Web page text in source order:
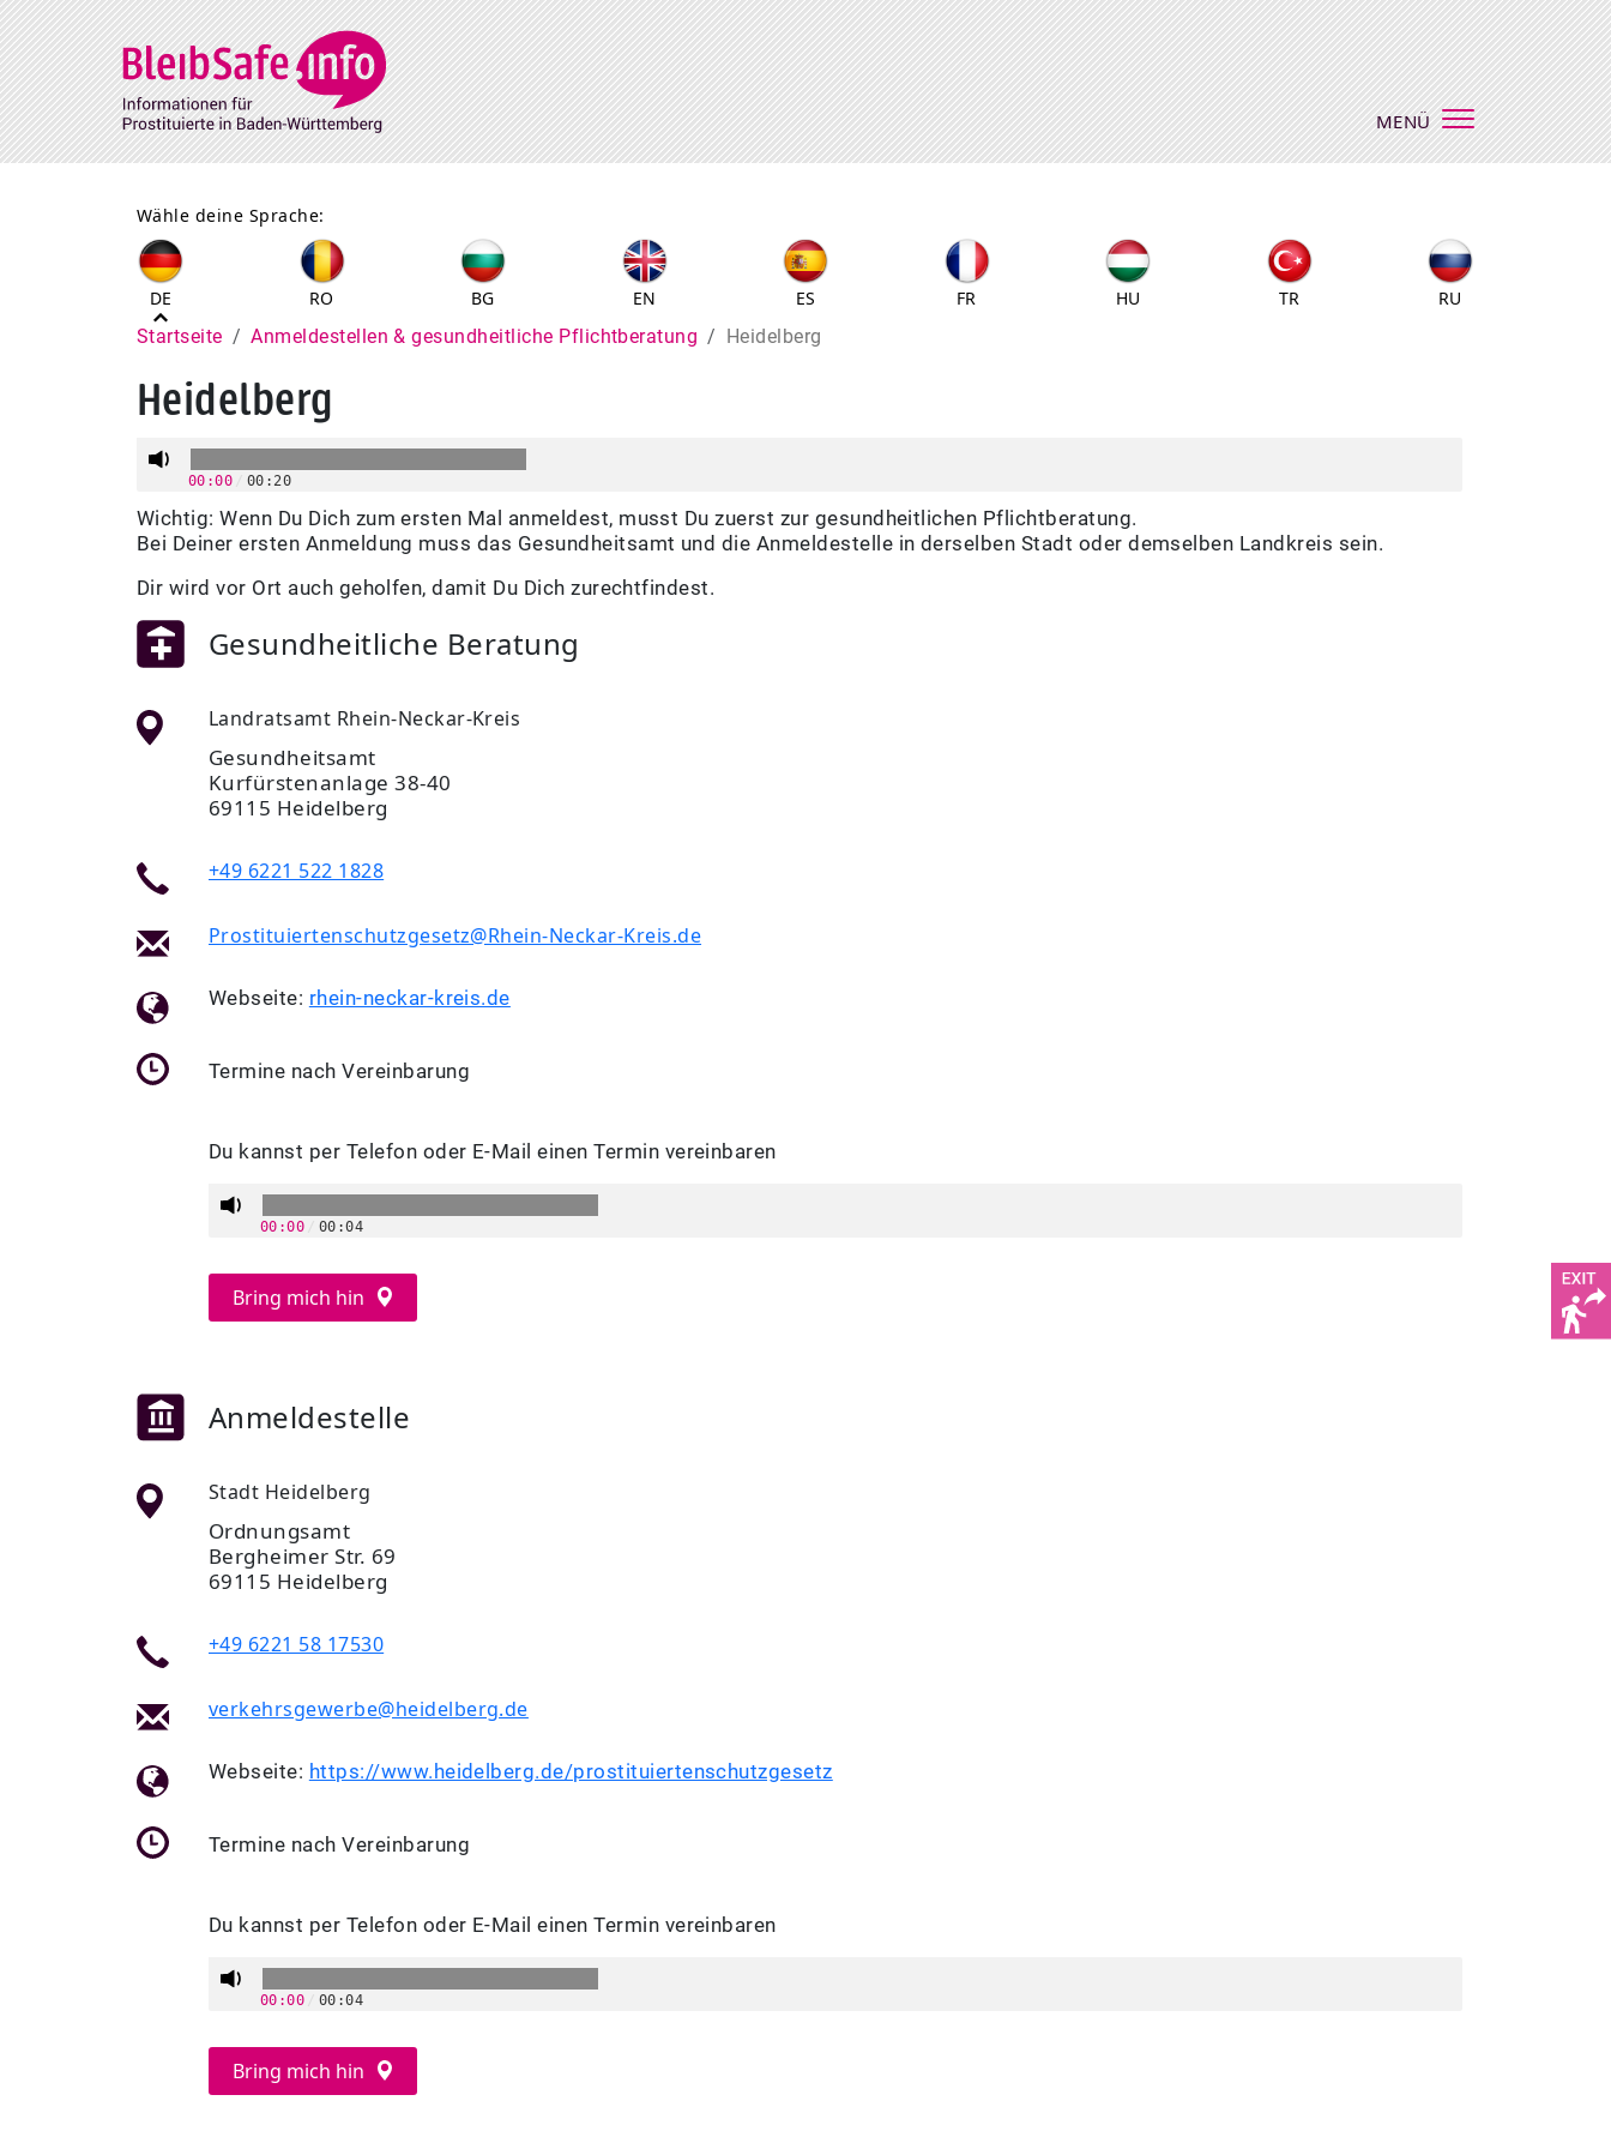
Direkt zum Inhalt
MENÜ
Wähle deine Sprache:
DE RO BG EN ES FR HU TR RU
Pfadnavigation
Startseite Anmeldestellen & gesundheitliche Pflichtberatung Heidelberg
Heidelberg
00:00 00:20
Wichtig: Wenn Du Dich zum ersten Mal anmeldest, musst Du zuerst zur gesundheitlichen Pflichtberatung.
Bei Deiner ersten Anmeldung muss das Gesundheitsamt und die Anmeldestelle in derselben Stadt oder demselben Landkreis sein.
Dir wird vor Ort auch geholfen, damit Du Dich zurechtfindest.
Gesundheitliche Beratung
Landratsamt Rhein-Neckar-Kreis
Gesundheitsamt
Kurfürstenanlage 38-40
69115 Heidelberg
+49 6221 522 1828
Prostituiertenschutzgesetz@Rhein-Neckar-Kreis.de
Webseite: rhein-neckar-kreis.de
Termine nach Vereinbarung
Du kannst per Telefon oder E-Mail einen Termin vereinbaren
00:00 00:04
Bring mich hin
Anmeldestelle
Stadt Heidelberg
Ordnungsamt
Bergheimer Str. 69
69115 Heidelberg
+49 6221 58 17530
verkehrsgewerbe@heidelberg.de
Webseite: https://www.heidelberg.de/prostituiertenschutzgesetz
Termine nach Vereinbarung
Du kannst per Telefon oder E-Mail einen Termin vereinbaren
00:00 00:04
Bring mich hin